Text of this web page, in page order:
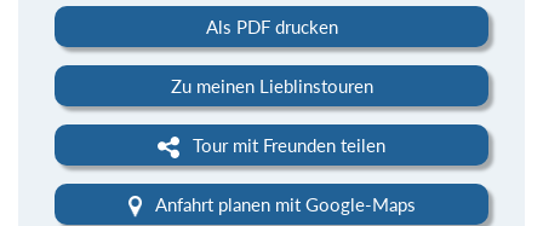
Als PDF drucken
Zu meinen Lieblinstouren
Tour mit Freunden teilen
Anfahrt planen mit Google-Maps